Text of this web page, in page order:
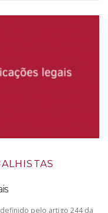
pelo artigo 244 da